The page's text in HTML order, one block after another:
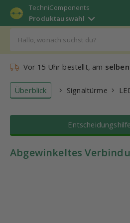
TechniComponents
Produktauswahl
Vor 15 Uhr bestellt, am
Überblick Signaltürme
Abgewinkeltes